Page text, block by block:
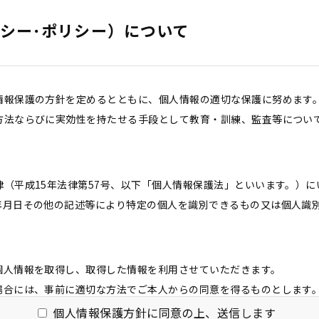
ー･ポリシー）について
保護の方針を定めるとともに、個人情報の適切な保護に努めます
ならびに実効性を持たせる手段として教育・訓練、監査等につ
平成15年法律第57号、以下「個人情報保護法」といいます。）
日その他の記述等により特定の個人を識別できるもの又は個人識
情報を取得し、取得した情報を利用させていただきます。
には、事前に適切な⽅法でご本人からの同意を得るものとします
個人情報保護方針に同意の上、送信します